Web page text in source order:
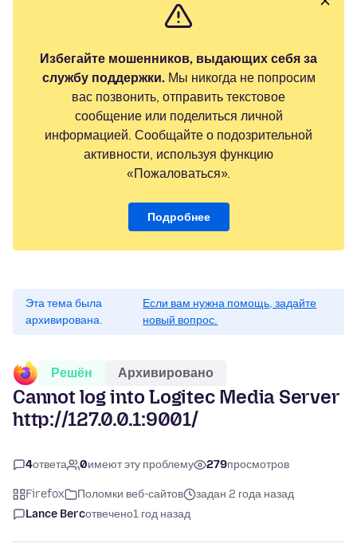
Избегайте мошенников, выдающих себя за
службу поддержки.Мы никогда не попросим
вас позвонить, отправить текстовое
сообщение или поделиться личной
информацией. Сообщайте о подозрительной
активности, используя функцию
«Пожаловаться».
Подробнее
Эта тема была
архивирована.
Если вам нужна помощь, задайте
новый вопрос.
Решён Архивировано
Cannot log into Logitec Media Server
http://127.0.0.1:9001/
4ответа 0имеют эту проблему 279просмотров
Firefox Поломки веб-сайтов
задан 2 года назад
Lance Bercотвечено1 год назад